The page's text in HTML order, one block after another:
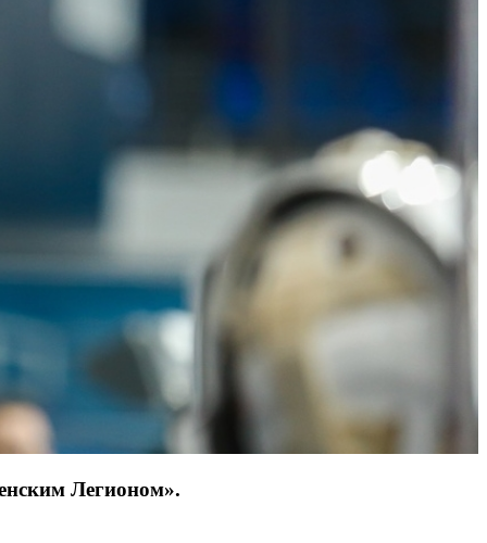
Легионом».